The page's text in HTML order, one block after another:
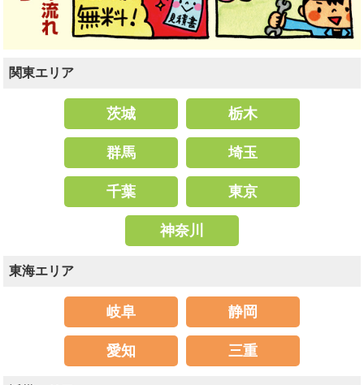
関東エリア
茨城 栃木
群馬 埼玉
千葉 東京
神奈川
東海エリア
岐阜 静岡
愛知 三重